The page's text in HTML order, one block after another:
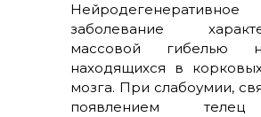
Нейродегенеративное
заболевание
массовой гибелью
находящихся в
мозга. При слабоумии,
появлением